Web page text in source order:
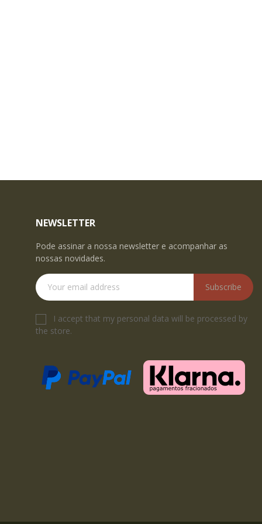
NEWSLETTER
Pode assinar a nossa newsletter e acompanhar as
nossas novidades.
Subscribe
I accept that my personal data will be processed by
the store.